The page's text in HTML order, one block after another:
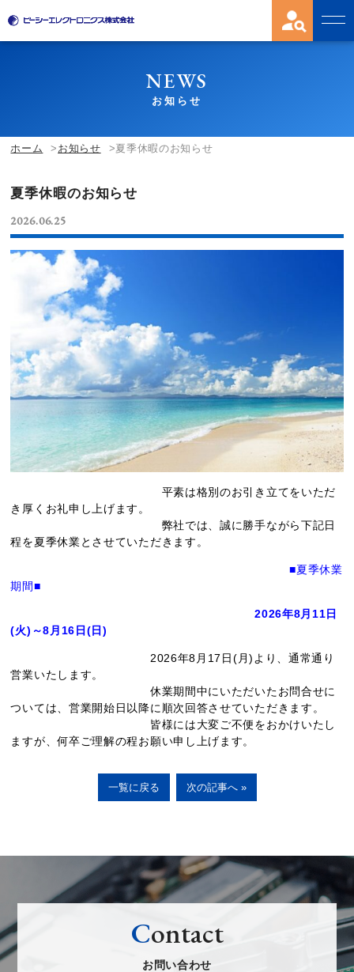
NEWS
お知らせ
ホーム お知らせ 夏季休暇のお知らせ
夏季休暇のお知らせ
2026.06.25
平素は格別のお引き立てをいただ
き厚くお礼申し上げます。
弊社では、誠に勝手ながら下記日
程を夏季休業とさせていただきます。
■夏季休業
期間■
2026年8月11日
(火)～8月16日(日)
2026年8月17日(月)より、通常通り
営業いたします。
休業期間中にいただいたお問合せに
ついては、営業開始日以降に順次回答させていただきます。
皆様には大変ご不便をおかけいたし
ますが、何卒ご理解の程お願い申し上げます。
一覧に戻る 次の記事へ »
Contact
お問い合わせ